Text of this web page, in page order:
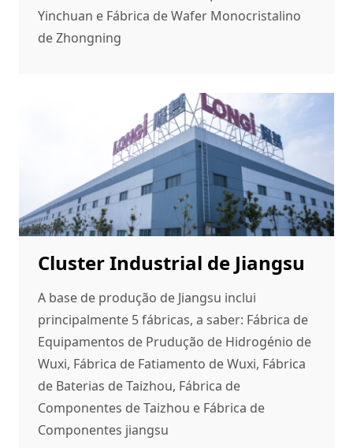
Yinchuan e Fábrica de Wafer Monocristalino
de Zhongning
Cluster Industrial de Jiangsu
A base de produção de Jiangsu inclui
principalmente 5 fábricas, a saber: Fábrica de
Equipamentos de Prudução de Hidrogénio de
Wuxi, Fábrica de Fatiamento de Wuxi, Fábrica
de Baterias de Taizhou, Fábrica de
Componentes de Taizhou e Fábrica de
Componentes jiangsu